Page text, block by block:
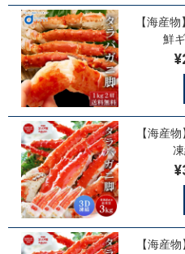
【海産
鮮
【海産
【海産